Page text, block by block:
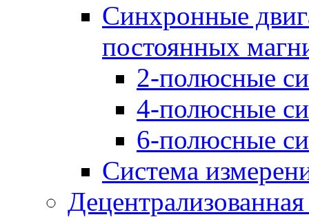
Синхронные
постоянных
2-полюсные
4-полюсные
6-полюсные
Система